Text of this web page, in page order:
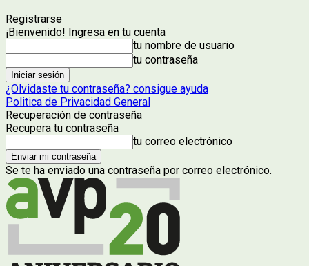
Registrarse
¡Bienvenido! Ingresa en tu cuenta
tu nombre de usuario
tu contraseña
¿Olvidaste tu contraseña? consigue ayuda
Politica de Privacidad General
Recuperación de contraseña
Recupera tu contraseña
tu correo electrónico
Se te ha enviado una contraseña por correo electrónico.